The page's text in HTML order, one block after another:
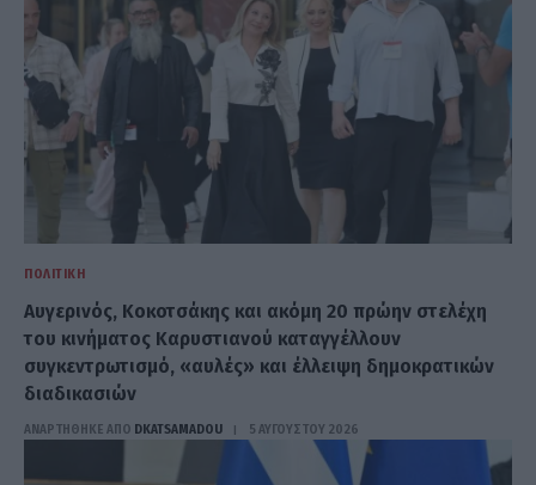
ΠΟΛΙΤΙΚΉ
Αυγερινός, Κοκοτσάκης και ακόμη 20 πρώην στελέχη
του κινήματος Καρυστιανού καταγγέλλουν
συγκεντρωτισμό, «αυλές» και έλλειψη δημοκρατικών
διαδικασιών
ΑΝΑΡΤΗΘΗΚΕ ΑΠΟ DKATSAMADOU 5 ΑΥΓΟΎΣΤΟΥ 2026